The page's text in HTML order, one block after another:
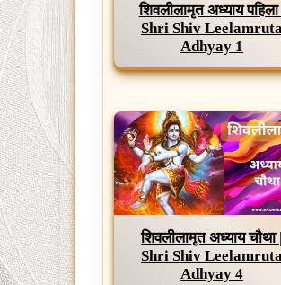
शिवलीलामृत अध्याय पहिला
Shri Shiv Leelamruta
Adhyay 1
शिवलीलामृत अध्याय चौथा |
Shri Shiv
Adhyay 4